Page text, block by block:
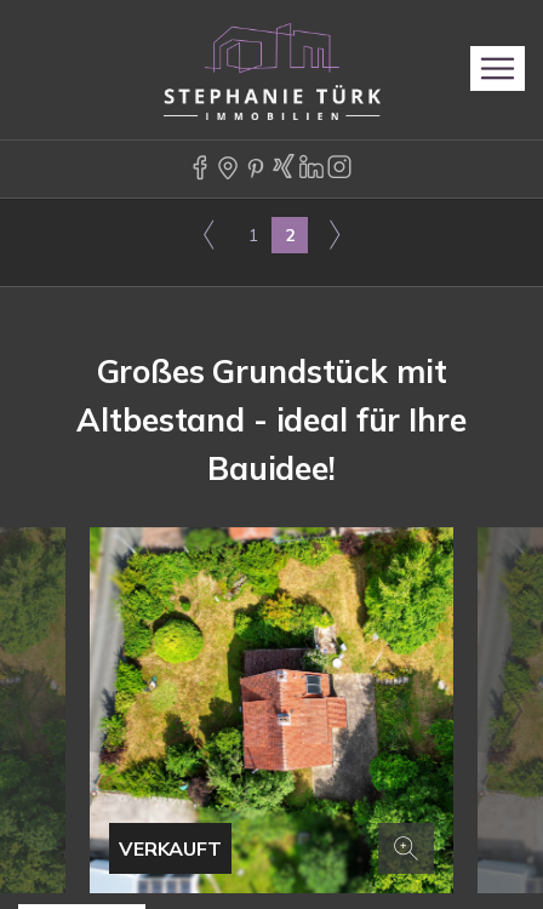
1 2
Großes Grundstück mit
Altbestand - ideal für Ihre
Bauidee!
VERKAUFT